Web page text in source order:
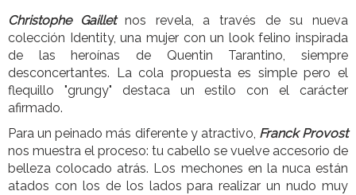
Christophe Gaillet nos revela, a través de su nueva
colección Identity, una mujer con un look felino inspirada
de las heroínas de Quentin Tarantino, siempre
desconcertantes. La cola propuesta es simple pero el
flequillo "grungy" destaca un estilo con el carácter
afirmado.
Para un peinado más diferente y atractivo, Franck Provost
nos muestra el proceso: tu cabello se vuelve accesorio de
belleza colocado atrás. Los mechones en la nuca están
atados con los de los lados para realizar un nudo muy